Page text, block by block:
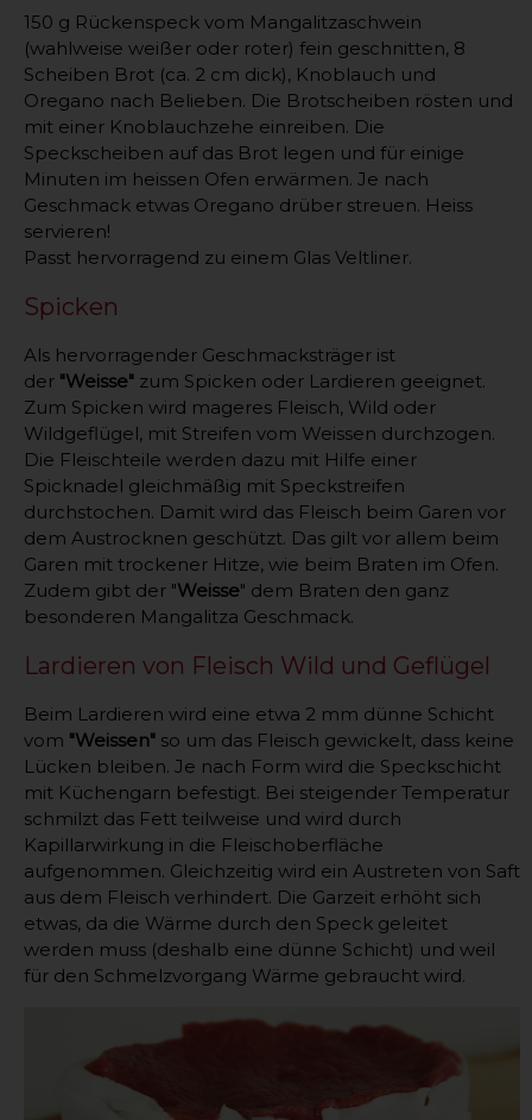
150 g Rückenspeck vom Mangalitzaschwein
(wahlweise weißer oder roter) fein geschnitten, 8
Scheiben Brot (ca. 2 cm dick), Knoblauch und
Oregano nach Belieben. Die Brotscheiben rösten und
mit einer Knoblauchzehe einreiben. Die
Speckscheiben auf das Brot legen und für einige
Minuten im heissen Ofen erwärmen. Je nach
Geschmack etwas Oregano drüber streuen. Heiss
servieren!
Passt hervorragend zu einem Glas Veltliner.
Spicken
Als hervorragender Geschmacksträger ist
der "Weisse" zum Spicken oder Lardieren geeignet.
Zum Spicken wird mageres Fleisch, Wild oder
Wildgeflügel, mit Streifen vom Weissen durchzogen.
Die Fleischteile werden dazu mit Hilfe einer
Spicknadel gleichmäßig mit Speckstreifen
durchstochen. Damit wird das Fleisch beim Garen vor
dem Austrocknen geschützt. Das gilt vor allem beim
Garen mit trockener Hitze, wie beim Braten im Ofen.
Zudem gibt der "Weisse" dem Braten den ganz
besonderen Mangalitza Geschmack.
Lardieren von Fleisch Wild und Geflügel
Beim Lardieren wird eine etwa 2 mm dünne Schicht
vom "Weissen" so um das Fleisch gewickelt, dass keine
Lücken bleiben. Je nach Form wird die Speckschicht
mit Küchengarn befestigt. Bei steigender Temperatur
schmilzt das Fett teilweise und wird durch
Kapillarwirkung in die Fleischoberfläche
aufgenommen. Gleichzeitig wird ein Austreten von Saft
aus dem Fleisch verhindert. Die Garzeit erhöht sich
etwas, da die Wärme durch den Speck geleitet
werden muss (deshalb eine dünne Schicht) und weil
für den Schmelzvorgang Wärme gebraucht wird.